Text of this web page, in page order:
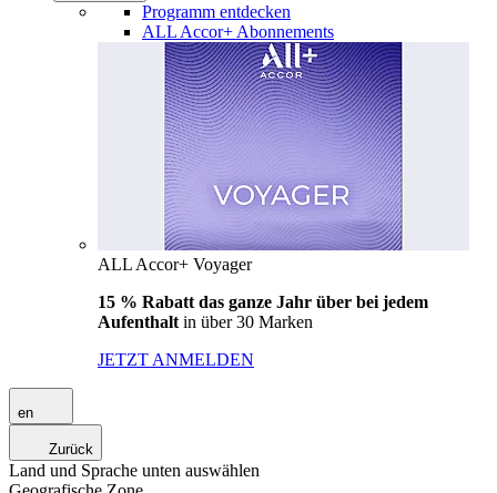
Programm entdecken
ALL Accor+ Abonnements
ALL Accor+ Voyager
15 % Rabatt das ganze Jahr über bei jedem
Aufenthalt in über 30 Marken
JETZT ANMELDEN
en
Zurück
Land und Sprache unten auswählen